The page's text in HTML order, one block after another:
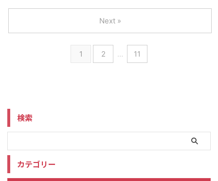
1 2 … 11
Next »
検索
カテゴリー